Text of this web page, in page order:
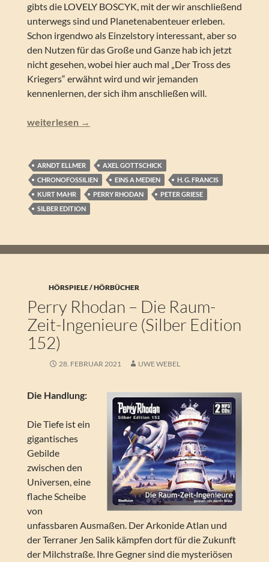
gibts die LOVELY BOSCYK, mit der wir anschließend
unterwegs sind und Planetenabenteuer erleben.
Schon irgendwo als Einzelstory interessant, aber so
den Nutzen für das Große und Ganze hab ich jetzt
nicht gesehen, wobei hier auch mal „Der Tross des
Kriegers“ erwähnt wird und wir jemanden
kennenlernen, der sich ihm anschließen will.
Perry Rhodan – Der Tross des Kriegers (Silber Edition
weiterlesen →
ARNDT ELLMER
AXEL GOTTSCHICK
CHRONOFOSSILIEN
EINS A MEDIEN
H. G. FRANCIS
KURT MAHR
PERRY RHODAN
PETER GRIESE
SILBER EDITION
HÖRSPIELE / HÖRBÜCHER
Perry Rhodan – Die Raum-
Zeit-Ingenieure (Silber Edition
152)
28. FEBRUAR 2021 UWE WEBEL
Die Handlung:
Die Tiefe ist ein
gigantisches
Gebilde
zwischen den
Universen, eine
flache Scheibe
von
unfassbaren Ausmaßen. Der Arkonide Atlan und
der Terraner Jen Salik kämpfen dort für die Zukunft
der Milchstraße. Ihre Gegner sind die mysteriösen